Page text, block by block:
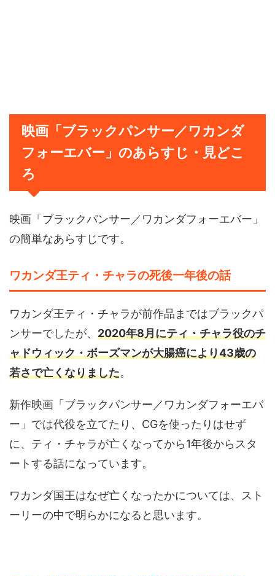
映画「ブラックパンサー／ワカンダ
フォーエバー」のあらすじ・見どこ
ろ
映画「ブラックパンサー／ワカンダフォーエバー」
の簡単なあらすじです。
ワカンダ王ティ・チャラの死後一年後の話
ワカンダ王ティ・チャラが前作品まではブラックパ
ンサーでしたが、 2020年8月にティ・チャラ役のチ
ャドウィック・ボーズマンが大腸癌により43歳の
若さで亡くなりました。
新作映画「ブラックパンサー／ワカンダフォーエバ
ー」では代役を立てたり、CGを使ったりはせず
に、ティ・チャラが亡くなってから1年後からスタ
ートする話になっています。
ワカンダ国王はなぜ亡くなったかについては、スト
ーリーの中で明らかになると思います。